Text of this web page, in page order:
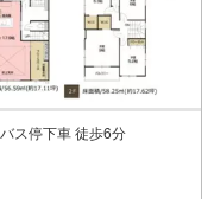
ス停下車 徒歩6分